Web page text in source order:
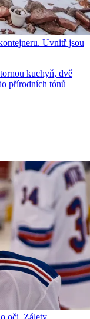
Uvnitř jsou
kuchyň, dvě
přírodních tónů